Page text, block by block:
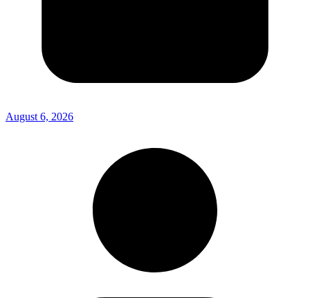
August 6, 2026